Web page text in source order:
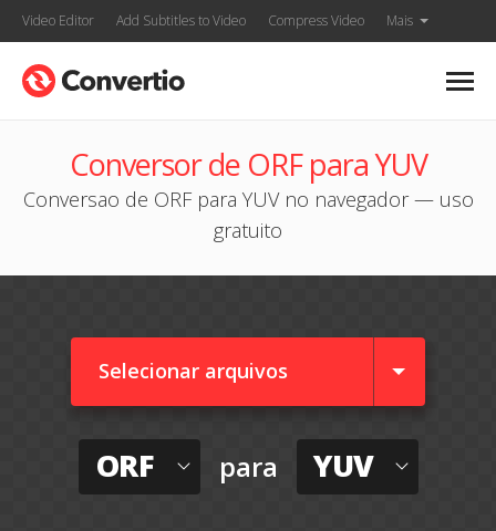
Video Editor Add Subtitles to Video Compress Video Mais
Conversor de ORF para YUV
Conversao de ORF para YUV no navegador — uso
gratuito
Selecionar arquivos
ORF para YUV